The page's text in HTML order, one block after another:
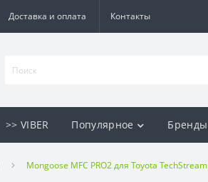
Доставка и оплата Контакты
>> VIBER Популярное Бренды
Mongoose MFC PRO2 для Toyota TechStream